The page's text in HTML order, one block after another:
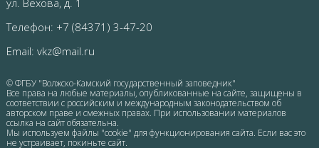
ул. Вехова, д. 1
Телефон: +7 (84371) 3-47-20
Email: vkz@mail.ru
© ФГБУ "Волжско-Камский государственный заповедник"
Все права на любые материалы, опубликованные на сайте, защищены в
соответствии с российским и международным законодательством об
авторском праве и смежных правах. При использовании материалов
ссылка на сайт обязательна.
Мы используем файлы "cookie" для функционирования сайта. Если вас это
не устраивает, покиньте сайт.